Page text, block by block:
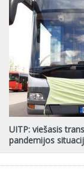
UITP: viešasis
pandemijos